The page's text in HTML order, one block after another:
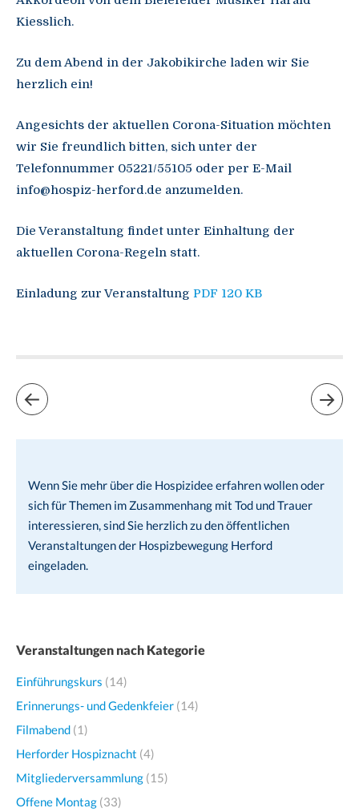
Kiesslich.
Zu dem Abend in der Jakobikirche laden wir Sie
herzlich ein!
Angesichts der aktuellen Corona-Situation möchten
wir Sie freundlich bitten, sich unter der
Telefonnummer 05221/55105 oder per E-Mail
info@hospiz-herford.de anzumelden.
Die Veranstaltung findet unter Einhaltung der
aktuellen Corona-Regeln statt.
Einladung zur Veranstaltung PDF 120 KB
Wenn Sie mehr über die Hospizidee erfahren wollen oder
sich für Themen im Zusammenhang mit Tod und Trauer
interessieren, sind Sie herzlich zu den öffentlichen
Veranstaltungen der Hospizbewegung Herford
eingeladen.
Veranstaltungen nach Kategorie
Einführungskurs (14)
Erinnerungs- und Gedenkfeier (14)
Filmabend (1)
Herforder Hospiznacht (4)
Mitgliederversammlung (15)
Offene Montag (33)